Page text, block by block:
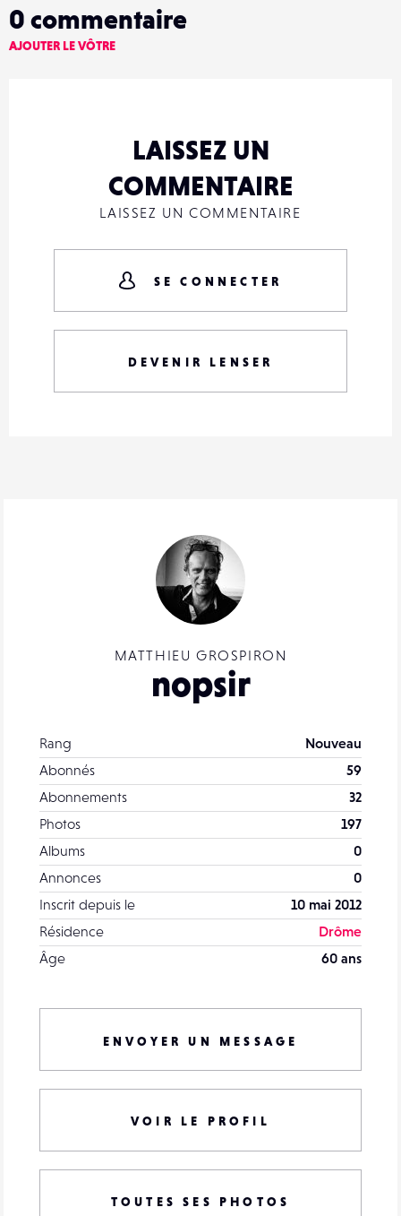
MATTHIEU GROSPIRON
nopsir
Rang
Nouveau
Abonnés
59
Abonnements
32
Photos
197
Albums
0
Annonces
0
Inscrit depuis le
10 mai 2012
Résidence
Drôme
Âge
60 ans
ENVOYER UN MESSAGE
VOIR LE PROFIL
TOUTES SES PHOTOS
0 commentaire
AJOUTER LE VÔTRE
LAISSEZ UN
COMMENTAIRE
LAISSEZ UN COMMENTAIRE
SE CONNECTER
DEVENIR LENSER